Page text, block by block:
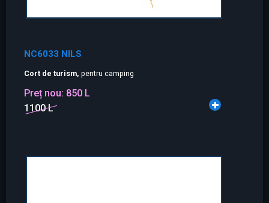
NC6033 NILS
Cort de turism, pentru camping
Preț nou: 850 L
1100 L